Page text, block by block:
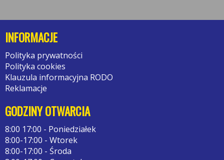
INFORMACJE
Polityka prywatności
Polityka cookies
Klauzula informacyjna RODO
Reklamacje
GODZINY OTWARCIA
8:00 17:00 - Poniedziałek
8:00-17:00 - Wtorek
8:00-17:00 - Środa